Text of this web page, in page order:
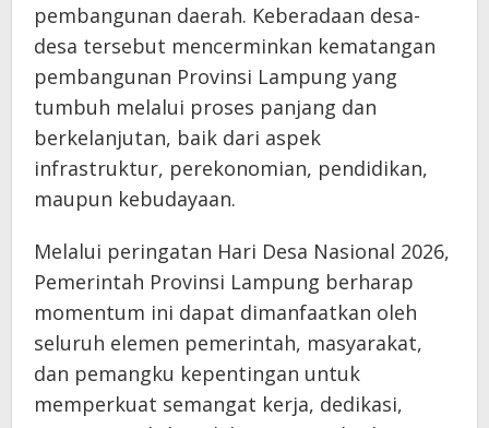
pembangunan daerah. Keberadaan desa-
desa tersebut mencerminkan kematangan
pembangunan Provinsi Lampung yang
tumbuh melalui proses panjang dan
berkelanjutan, baik dari aspek
infrastruktur, perekonomian, pendidikan,
maupun kebudayaan.
Melalui peringatan Hari Desa Nasional 2026,
Pemerintah Provinsi Lampung berharap
momentum ini dapat dimanfaatkan oleh
seluruh elemen pemerintah, masyarakat,
dan pemangku kepentingan untuk
memperkuat semangat kerja, dedikasi,